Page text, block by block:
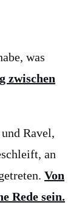
was
zwischen
Ravel,
an
Von
Rede sein.